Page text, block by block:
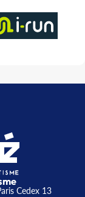
Cedex 13